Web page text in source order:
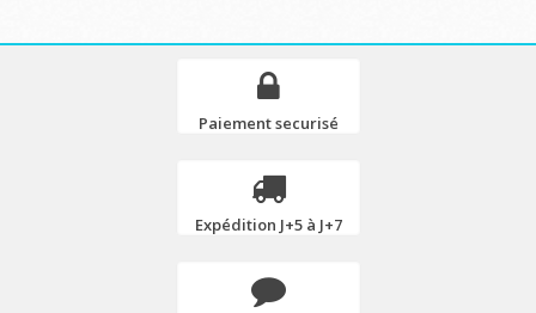
Paiement securisé
Expédition J+5 à J+7